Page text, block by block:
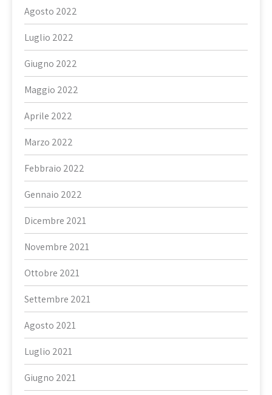
Agosto 2022
Luglio 2022
Giugno 2022
Maggio 2022
Aprile 2022
Marzo 2022
Febbraio 2022
Gennaio 2022
Dicembre 2021
Novembre 2021
Ottobre 2021
Settembre 2021
Agosto 2021
Luglio 2021
Giugno 2021